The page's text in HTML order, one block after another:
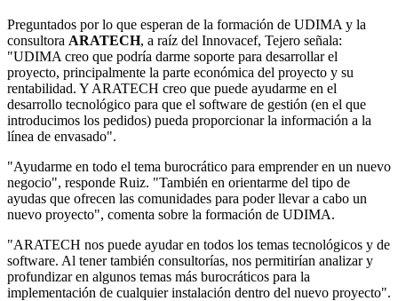
Preguntados por lo que esperan de la formación de UDIMA y la
consultora ARATECH, a raíz del Innovacef, Tejero señala:
"UDIMA creo que podría darme soporte para desarrollar el
proyecto, principalmente la parte económica del proyecto y su
rentabilidad. Y ARATECH creo que puede ayudarme en el
desarrollo tecnológico para que el software de gestión (en el que
introducimos los pedidos) pueda proporcionar la información a la
línea de envasado".
"Ayudarme en todo el tema burocrático para emprender en un nuevo
negocio", responde Ruiz. "También en orientarme del tipo de
ayudas que ofrecen las comunidades para poder llevar a cabo un
nuevo proyecto", comenta sobre la formación de UDIMA.
"ARATECH nos puede ayudar en todos los temas tecnológicos y de
software. Al tener también consultorías, nos permitirían analizar y
profundizar en algunos temas más burocráticos para la
implementación de cualquier instalación dentro del nuevo proyecto".